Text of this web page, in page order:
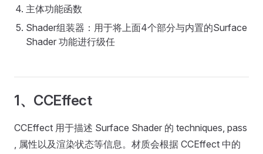
主体功能函数
Shader组装器：用于将上面4个部分与内置的Surface
Shader 功能进行级任
1、CCEffect
CCEffect 用于描述 Surface Shader 的 techniques, pass
, 属性以及渲染状态等信息。材质会根据 CCEffect 中的